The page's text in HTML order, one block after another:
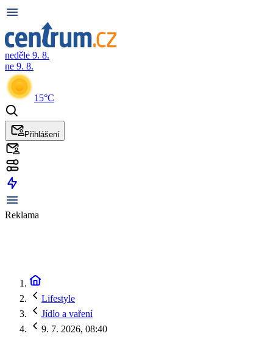
neděle 9. 8.
ne 9. 8.
15°C
Přihlášení
Reklama
Lifestyle
Jídlo a vaření
9. 7. 2026, 08:40